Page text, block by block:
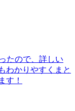
たので、詳しい
わかりやすくまと
す！